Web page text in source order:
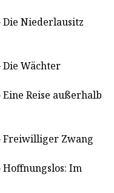
Die Niederlausitz
Die Wächter
Reise außerhalb
Freiwilliger Zwang
Im